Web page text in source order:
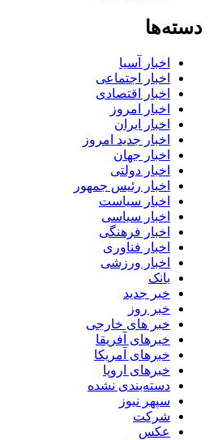
دسته‌ها
اخبار آسیا
اخبار اجتماعی
اخبار اقتصادی
اخبار امروز
اخبار ایران
اخبار جدید امروز
اخبار جهان
اخبار دولتی
اخبار رئیس جمهور
اخبار سیاست
اخبار سیاسی
اخبار فرهنگی
اخبار فناوری
اخبار ورزشی
بانک
خبر جدید
خبر روز
خبر های خارجی
خبرهای آفریقا
خبرهای آمریکا
خبرهای اروپا
دسته‌بندی نشده
سپهر نیوز
شرکت
عکس